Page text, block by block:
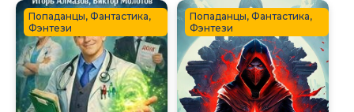
Попаданцы, Фантастика,
Фэнтези
Попаданцы, Фантастика,
Фэнтези